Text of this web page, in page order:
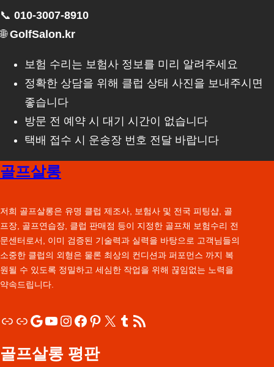
📞 010-3007-8910
🌐GolfSalon.kr
보험 수리는 보험사 정보를 미리 알려주세요
정확한 상담을 위해 클럽 상태 사진을 보내주시면
좋습니다
방문 전 예약 시 대기 시간이 없습니다
택배 접수 시 운송장 번호 전달 바랍니다
골프살롱
저희 골프살롱은 유명 클럽 제조사, 보험사 및 전국 피팅샵, 골
프장, 골프연습장, 클럽 판매점 등이 지정한 골프채 보험수리 전
문센터로서, 이미 검증된 기술력과 실력을 바탕으로 고객님들의
소중한 클럽의 외형은 물론 최상의 컨디션과 퍼포먼스 까지 복
원될 수 있도록 정밀하고 세심한 작업을 위해 끊임없는 노력을
약속드립니다.
링크 링크Google YouTube Instagram Facebook Pinterest X Tumblr RSS 피드
골프살롱 평판